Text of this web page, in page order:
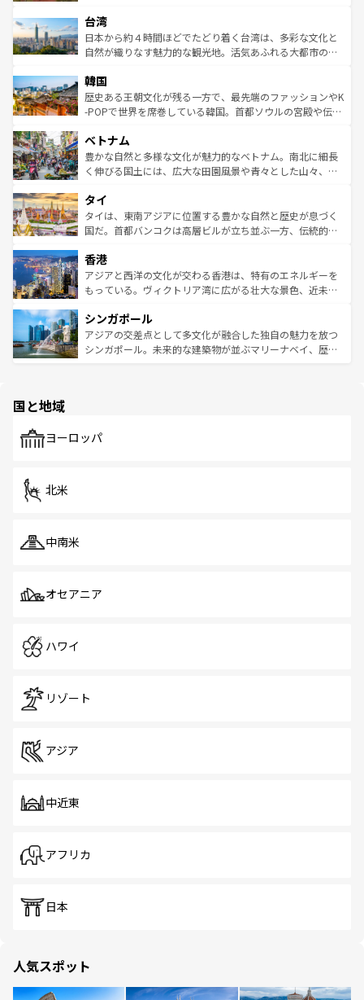
ならではの贅沢な旅のスタイルだ。 なお、新着のアメリカ
情報はコンテンツ一覧を参照してほしい。
れるおもてなしの心で訪れる人々を迎えてくれるハワイの
人々、おいしいローカルフードやハワイアンミュージッ
ク、伝統的なフラダンスなど、すべてがハワイの魅力を彩
ワイを、存分に味わってほしい。 なお、新着のハワイ情報
はコンテンツ一覧を参照してほしい。
リアリーフや大陸中央部にそびえるウルル（エアーズロッ
ク）、タスマニアの美しい原生林やケアンズの熱帯雨林な
ど、見どころがたくさん。また、カフェやワイン、オージ
いる。アクティビティも充実しており、サーフィンやダイ
ビング、ハイキングなど、アウトドア好きにはたまらな
い。オーストラリアの多彩な魅力を存分に味わいつくそ
参照してほしい。
台湾
日本から約４時間ほどでたどり着く台湾は、多彩な文化と
自然が織りなす魅力的な観光地。活気あふれる大都市の台
ン）、静ひつな山岳地帯である台湾東部など、都市の喧騒
と山間の静けさが共存しており、訪れる人に新しい発見と
驚きをもたらしてくれる。また、奥深い台湾の食文化も魅
容にもいいと評判のスイーツなど、バラエティ豊かな料理
が味わえる。 なお、新着の台湾情報は コンテンツ一覧を参
照してほしい。
韓国
歴史ある王朝文化が残る一方で、最先端のファッションやK
-POPで世界を席巻している韓国。首都ソウルの宮殿や伝統
き、地方に足を延ばせば四季折々の自然美を楽しむことが
できる。そして、キムチや焼肉、絶品のストリートフード
まで、さまざまな韓国料理が待っている。夜には、韓国な
リティに包まれながら、韓国の多彩な魅力を心ゆくまで味
わってみてほしい。 なお、新着の韓国情報はコンテンツ一
覧を参照してほしい。
ベトナム
豊かな自然と多様な文化が魅力的なベトナム。南北に細長
く伸びる国土には、広大な田園風景や青々とした山々、世
急速な発展と共に伝統が息づく。ハノイの古い町並みやホ
ーチミン市のフランス統治時代の建物も、独特の雰囲気を
醸し出している。また、バラエティの豊かさとおいしさで
とつ。フォーやバインミー、ベトナムコーヒーなどは、ぜ
ひ現地で味わいたい。どの地域を訪れてもあたたかい人々
が旅行者を迎えてくれるので、きっと忘れられない旅にな
参照してほしい。
タイ
タイは、東南アジアに位置する豊かな自然と歴史が息づく
国だ。首都バンコクは高層ビルが立ち並ぶ一方、伝統的な
の活気が交差している。北部ではチェンマイなどの山岳地
帯で自然と触れ合い、南部ではプーケットやクラビの美し
いビーチでリゾート気分を楽しむことができる。タイ料理
激する。気候は一年中温暖で、どの季節にも異なる楽しみ
が待っている。親しみやすいタイの人々、仏教を中心とし
た文化、そして多様な観光資源が、訪れる旅人を魅了し続
香港
アジアと西洋の文化が交わる香港は、特有のエネルギーを
もっている。ヴィクトリア湾に広がる壮大な景色、近未来
み、どこを訪れても感動するはず。観光スポットが密集し
ており、効率よく見どころを回れるのも魅力。息をのむよ
うな絶景から文化的な体験まで、香港を存分に楽しみ尽く
シンガポール
アジアの交差点として多文化が融合した独自の魅力を放つ
シンガポール。未来的な建築物が並ぶマリーナベイ、歴史
で、ホーカーズは地元の風情を楽しめる外せないスポット
国と地域
ヨーロッパ
北米
中南米
オセアニア
ハワイ
リゾート
アジア
中近東
アフリカ
日本
人気スポット